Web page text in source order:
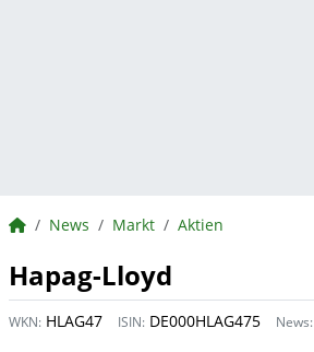
BörsenNEWS.de
News Markt Aktien
Hapag-Lloyd
WKN: HLAG47 ISIN: DE000HLAG475 News: